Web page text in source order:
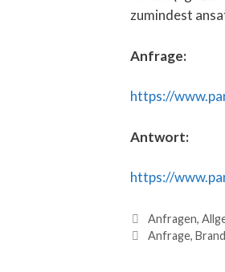
zumindest
Anfrage:
https://
Antwort:
https://
Anfragen,
Anfrage,